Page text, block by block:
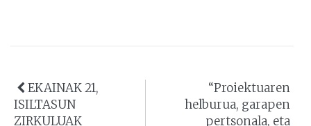
EKAINAK 21,
ISILTASUN
ZIRKULUAK
“Proiektuaren
helburua, garapen
pertsonala, eta